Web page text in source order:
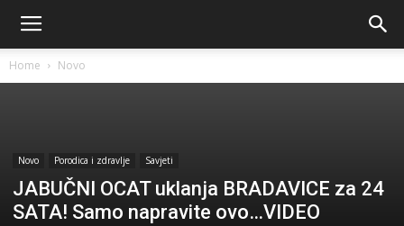
Home Novo
Novo Porodica i zdravlje Savjeti
JABUČNI OCAT uklanja BRADAVICE za 24
SATA! Samo napravite ovo…VIDEO